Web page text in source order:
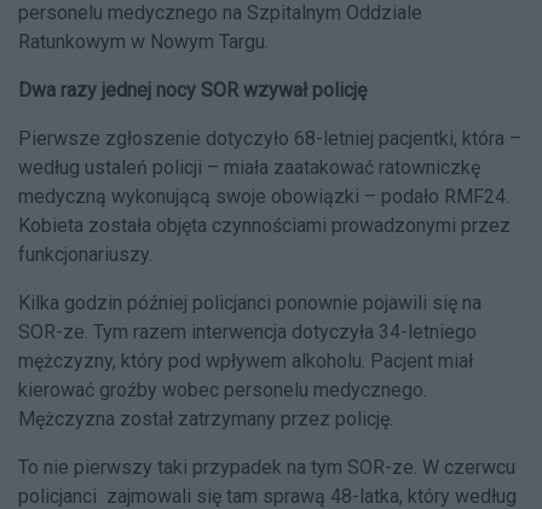
personelu medycznego na Szpitalnym Oddziale
Ratunkowym w Nowym Targu.
Dwa razy jednej nocy SOR wzywał policję
Pierwsze zgłoszenie dotyczyło 68-letniej pacjentki, która –
według ustaleń policji – miała zaatakować ratowniczkę
medyczną wykonującą swoje obowiązki – podało RMF24.
Kobieta została objęta czynnościami prowadzonymi przez
funkcjonariuszy.
Kilka godzin później policjanci ponownie pojawili się na
SOR-ze. Tym razem interwencja dotyczyła 34-letniego
mężczyzny, który pod wpływem alkoholu. Pacjent miał
kierować groźby wobec personelu medycznego.
Mężczyzna został zatrzymany przez policję.
To nie pierwszy taki przypadek na tym SOR-ze. W czerwcu
policjanci zajmowali się tam sprawą 48-latka, który według